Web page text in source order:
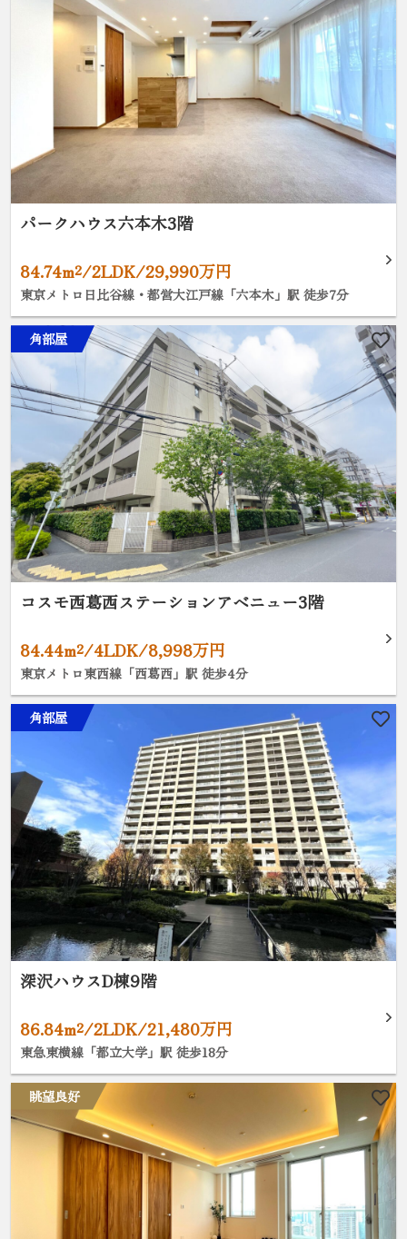
パークハウス六本木3階
84.74m²/2LDK/29,990万円
東京メトロ日比谷線・都営大江戸線「六本木」駅 徒歩7分
角部屋
コスモ西葛西ステーションアベニュー3階
84.44m²/4LDK/8,998万円
東京メトロ東西線「西葛西」駅 徒歩4分
角部屋
深沢ハウスD棟9階
86.84m²/2LDK/21,480万円
東急東横線「都立大学」駅 徒歩18分
眺望良好